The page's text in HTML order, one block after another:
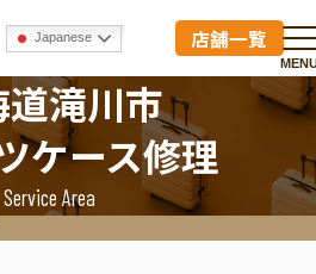
Japanese 店舗一覧
滝川市
ケース修理
Service Area